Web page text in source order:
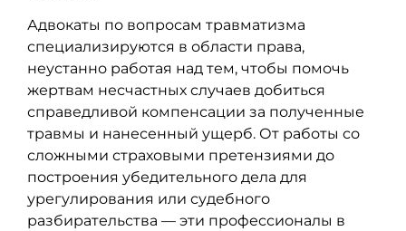
Адвокаты по вопросам травматизма
специализируются в области права,
неустанно работая над тем, чтобы помочь
жертвам несчастных случаев добиться
справедливой компенсации за полученные
травмы и нанесенный ущерб. От работы со
сложными страховыми претензиями до
построения убедительного дела для
урегулирования или судебного
разбирательства — эти профессионалы в